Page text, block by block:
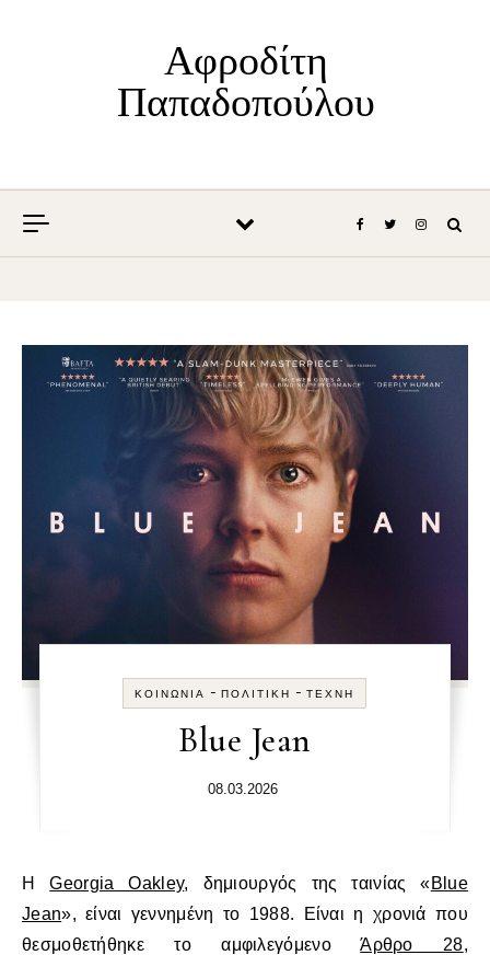
Αφροδίτη
Παπαδοπούλου
ΚΟΙΝΩΝΊΑ -ΠΟΛΙΤΙΚΉ -ΤΈΧΝΗ
Blue Jean
08.03.2026
ΗGeorgia Oakley, δημιουργός της ταινίας «Blue
Jean», είναι γεννημένη το 1988. Είναι η χρονιά που
θεσμοθετήθηκε το αμφιλεγόμενοΆρθρο 28,